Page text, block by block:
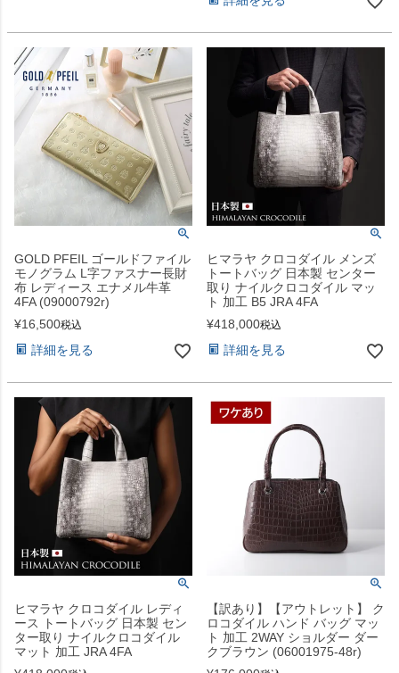
GOLD PFEIL ゴールドファイル
モノグラム L字ファスナー長財
布 レディース エナメル牛革
4FA (09000792r)
¥16,500税込
詳細を見る
ヒマラヤ クロコダイル メンズ
トートバッグ 日本製 センター
取り ナイルクロコダイル マッ
ト 加工 B5 JRA 4FA
¥418,000税込
詳細を見る
ヒマラヤ クロコダイル レディ
ース トートバッグ 日本製 セン
ター取り ナイルクロコダイル
マット 加工 JRA 4FA
【訳あり】【アウトレット】 ク
ロコダイル ハンド バッグ マッ
ト 加工 2WAY ショルダー ダー
クブラウン (06001975-48r)